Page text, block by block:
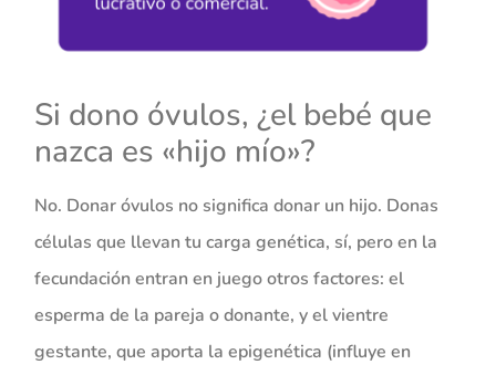
Si dono óvulos, ¿el bebé que
nazca es «hijo mío»?
No. Donar óvulos no significa donar un hijo. Donas
células que llevan tu carga genética, sí, pero en la
fecundación entran en juego otros factores: el
esperma de la pareja o donante, y el vientre
gestante, que aporta la epigenética (influye en